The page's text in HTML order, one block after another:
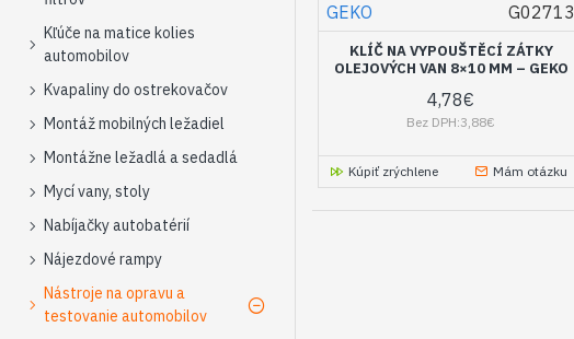
Kľúče na matice kolies
automobilov
Kvapaliny do ostrekovačov
Montáž mobilných ležadiel
Montážne ležadlá a sedadlá
Mycí vany, stoly
Nabíjačky autobatérií
Nájezdové rampy
Nástroje na opravu a
testovanie automobilov
GEKO G02713
KLÍČ NA VYPOUŠTĚCÍ ZÁTKY
OLEJOVÝCH VAN 8×10 MM – GEKO
4,78€
Bez DPH:3,88€
Kúpiť zrýchlene Mám otázku